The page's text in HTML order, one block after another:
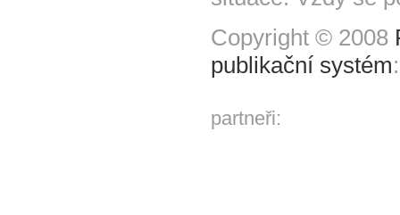
Copyright © 2008
publikační systém
partneři: